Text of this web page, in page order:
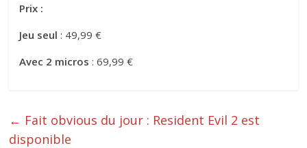
Prix :
Jeu seul : 49,99 €
Avec 2 micros : 69,99 €
← Fait obvious du jour : Resident Evil 2 est
disponible